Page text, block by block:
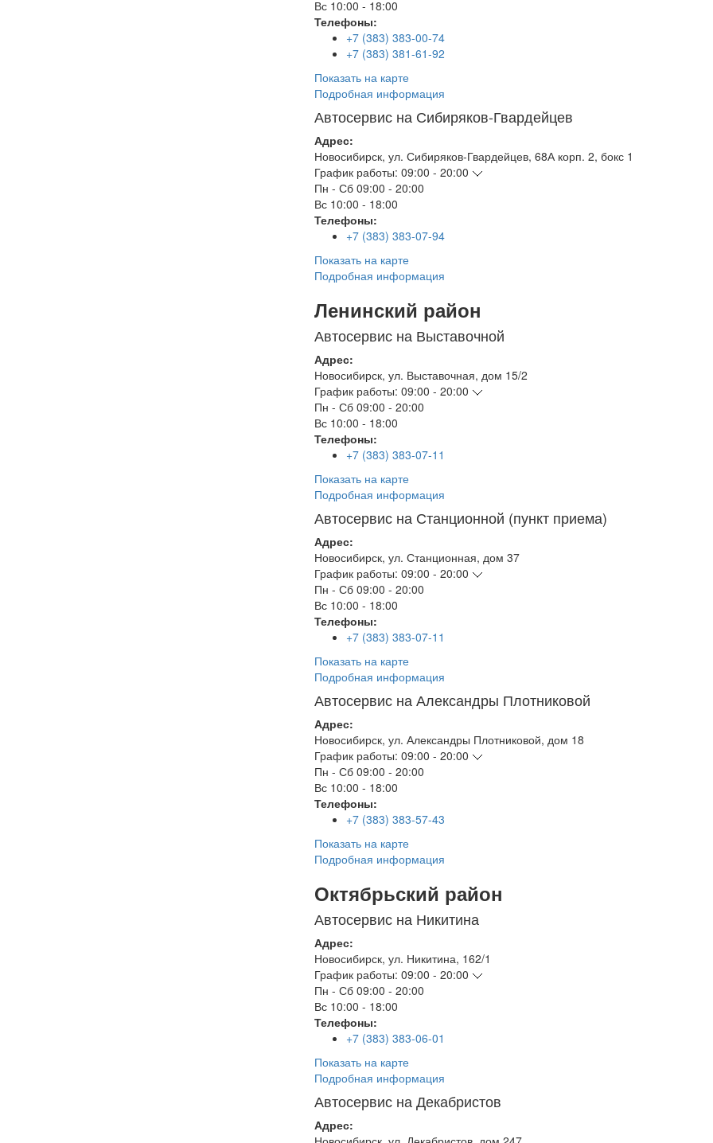
Вс 10:00 - 18:00
Телефоны:
+7 (383) 383-00-74
+7 (383) 381-61-92
Показать на карте
Подробная информация
Автосервис на Сибиряков-Гвардейцев
Адрес:
Новосибирск, ул. Сибиряков-Гвардейцев, 68А корп. 2, бокс 1
График работы: 09:00 - 20:00
Пн - Сб 09:00 - 20:00
Вс 10:00 - 18:00
Телефоны:
+7 (383) 383-07-94
Показать на карте
Подробная информация
Ленинский район
Автосервис на Выставочной
Адрес:
Новосибирск, ул. Выставочная, дом 15/2
График работы: 09:00 - 20:00
Пн - Сб 09:00 - 20:00
Вс 10:00 - 18:00
Телефоны:
+7 (383) 383-07-11
Показать на карте
Подробная информация
Автосервис на Станционной (пункт приема)
Адрес:
Новосибирск, ул. Станционная, дом 37
График работы: 09:00 - 20:00
Пн - Сб 09:00 - 20:00
Вс 10:00 - 18:00
Телефоны:
+7 (383) 383-07-11
Показать на карте
Подробная информация
Автосервис на Александры Плотниковой
Адрес:
Новосибирск, ул. Александры Плотниковой, дом 18
График работы: 09:00 - 20:00
Пн - Сб 09:00 - 20:00
Вс 10:00 - 18:00
Телефоны:
+7 (383) 383-57-43
Показать на карте
Подробная информация
Октябрьский район
Автосервис на Никитина
Адрес:
Новосибирск, ул. Никитина, 162/1
График работы: 09:00 - 20:00
Пн - Сб 09:00 - 20:00
Вс 10:00 - 18:00
Телефоны:
+7 (383) 383-06-01
Показать на карте
Подробная информация
Автосервис на Декабристов
Адрес: